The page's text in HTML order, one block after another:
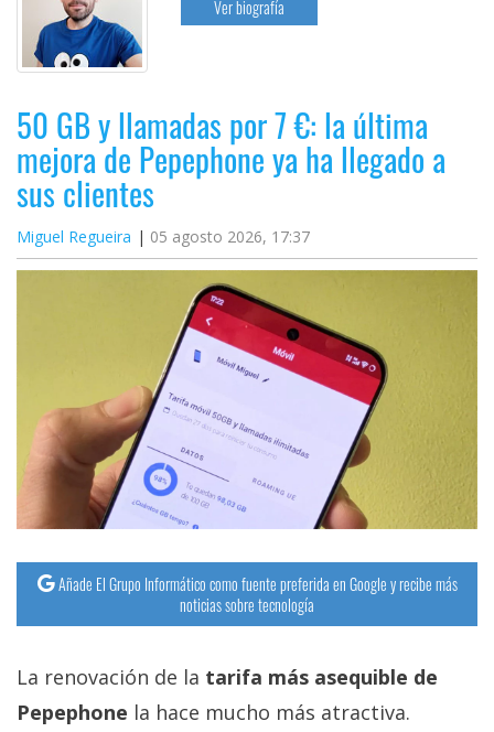
Ver biografía
50 GB y llamadas por 7 €: la última
mejora de Pepephone ya ha llegado a
sus clientes
Miguel Regueira 05 agosto 2026, 17:37
Añade El Grupo Informático como fuente preferida en Google y recibe más
noticias sobre tecnología
La renovación de la tarifa más asequible de
Pepephone la hace mucho más atractiva.